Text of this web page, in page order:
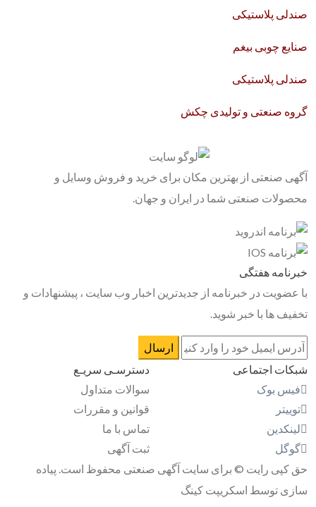
صندلی پلاستیکی
صنایع چوبی بیغم
صندلی پلاستیکی
گروه صنعتی و تولیدی چکش
آگهی صنعتی از بهترین مکان برای خرید و فروش وسایل و
محصولات صنعتی شما در ایران و جهان.
خبرنامه هفتگی
با عضویت در خبرنامه از جدیدترین اخبار وب سایت ، پیشنهادات و
تخفیف ها با خبر شوید.
شبکات اجتماعی
فیس بوک
توییتر
لینکدین
گوگل
دسترسـی سریـع
سوالات متداول
قوانین و مقررات
تماس با ما
ثبت آگهی
حق کپی رایت © برای سایت آگهی صنعتی محفوظ است. پیاده
سازی توسط اسکریپت کینگ